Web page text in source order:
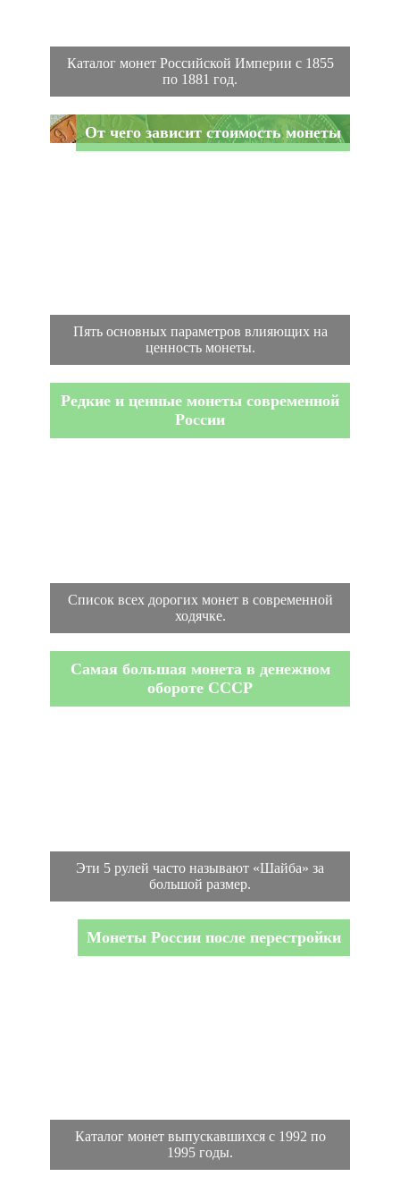
Каталог монет Российской Империи с 1855
по 1881 год.
От чего зависит стоимость монеты
Пять основных параметров влияющих на
ценность монеты.
Редкие и ценные монеты современной
России
Список всех дорогих монет в современной
ходячке.
Самая большая монета в денежном
обороте СССР
Эти 5 рулей часто называют «Шайба» за
большой размер.
Монеты России после перестройки
Каталог монет выпускавшихся с 1992 по
1995 годы.